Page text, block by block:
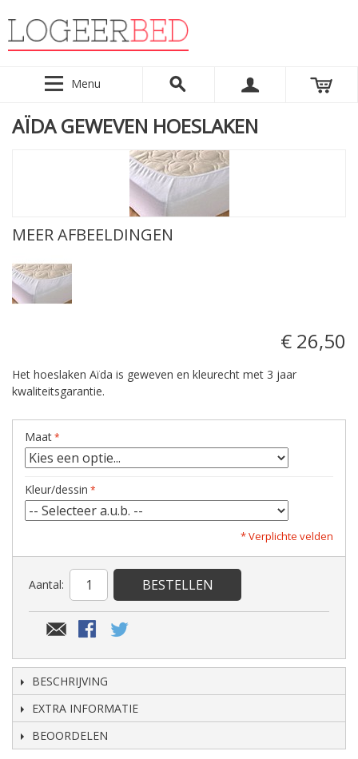
Menu
AÏDA GEWEVEN HOESLAKEN
MEER AFBEELDINGEN
€ 26,50
Het hoeslaken Aïda is geweven en kleurecht met 3 jaar
kwaliteitsgarantie.
Maat
Kleur/dessin
* Verplichte velden
Aantal: BESTELLEN
BESCHRIJVING
EXTRA INFORMATIE
BEOORDELEN